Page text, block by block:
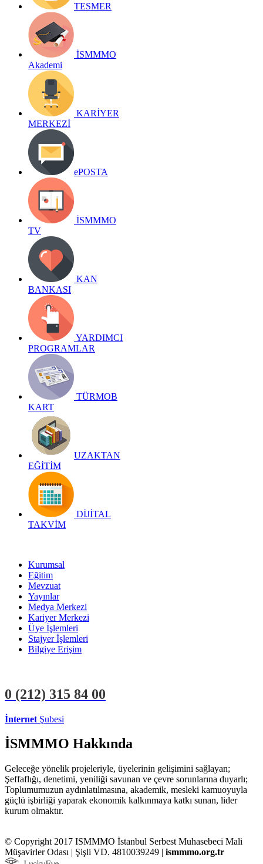
TESMER
İSMMMO
Akademi
KARİYER
MERKEZİ
ePOSTA
İSMMMO
TV
KAN
BANKASI
YARDIMCI
PROGRAMLAR
TÜRMOB
KART
UZAKTAN
EĞİTİM
DİJİTAL
TAKVİM
Kurumsal
Eğitim
Mevzuat
Yayınlar
Medya Merkezi
Kariyer Merkezi
Üye İşlemleri
Stajyer İşlemleri
Bilgiye Erişim
0 (212) 315 84 00
İnternet Şubesi
İSMMMO Hakkında
Geleceğe yönelik projeleriyle, üyelerinin gelişimini sağlayan;
Şeffaflığı, denetimi, yeniliği savunan ve çevre sorunlarına duyarlı;
Toplumumuzun aydınlatılmasına, akademik, mesleki kamuoyuyla
güçlü işbirliği yaparak ekonomik kalkınmaya katkı sunan, lider
kurum olmaktır.
© Copyright 2017 ISMMMO İstanbul Serbest Muhasebeci Mali
Müşavirler Odası | Şişli VD. 4810039249 | ismmmo.org.tr